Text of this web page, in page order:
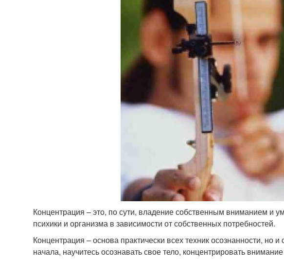
Концентрация – это, по сути, владение собственным вниманием и
психики и организма в зависимости от собственных потребностей.
Концентрация – основа практически всех техник осознанности, но
начала, научитесь осознавать свое тело, концентрировать